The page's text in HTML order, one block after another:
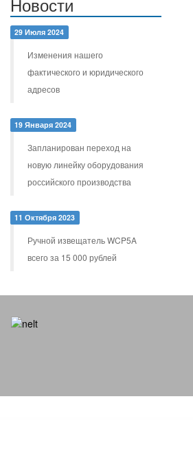
29 Июля 2024
Изменения нашего
фактического и юридического
адресов
19 Января 2024
Запланирован переход на
новую линейку оборудования
российского производства
11 Октября 2023
Ручной извещатель WCP5A
всего за 15 000 рублей